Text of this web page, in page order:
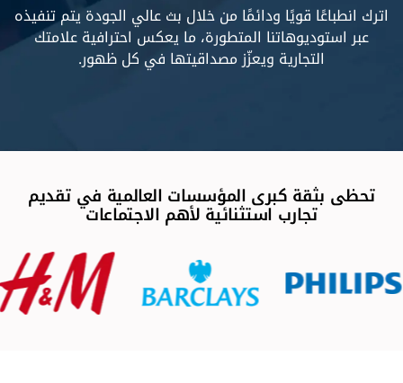
اترك انطباعًا قويًا ودائمًا من خلال بث عالي الجودة يتم تنفيذه
عبر استوديوهاتنا المتطورة، ما يعكس احترافية علامتك
التجارية ويعزّز مصداقيتها في كل ظهور.
تحظى بثقة كبرى المؤسسات العالمية في تقديم
تجارب استثنائية لأهم الاجتماعات